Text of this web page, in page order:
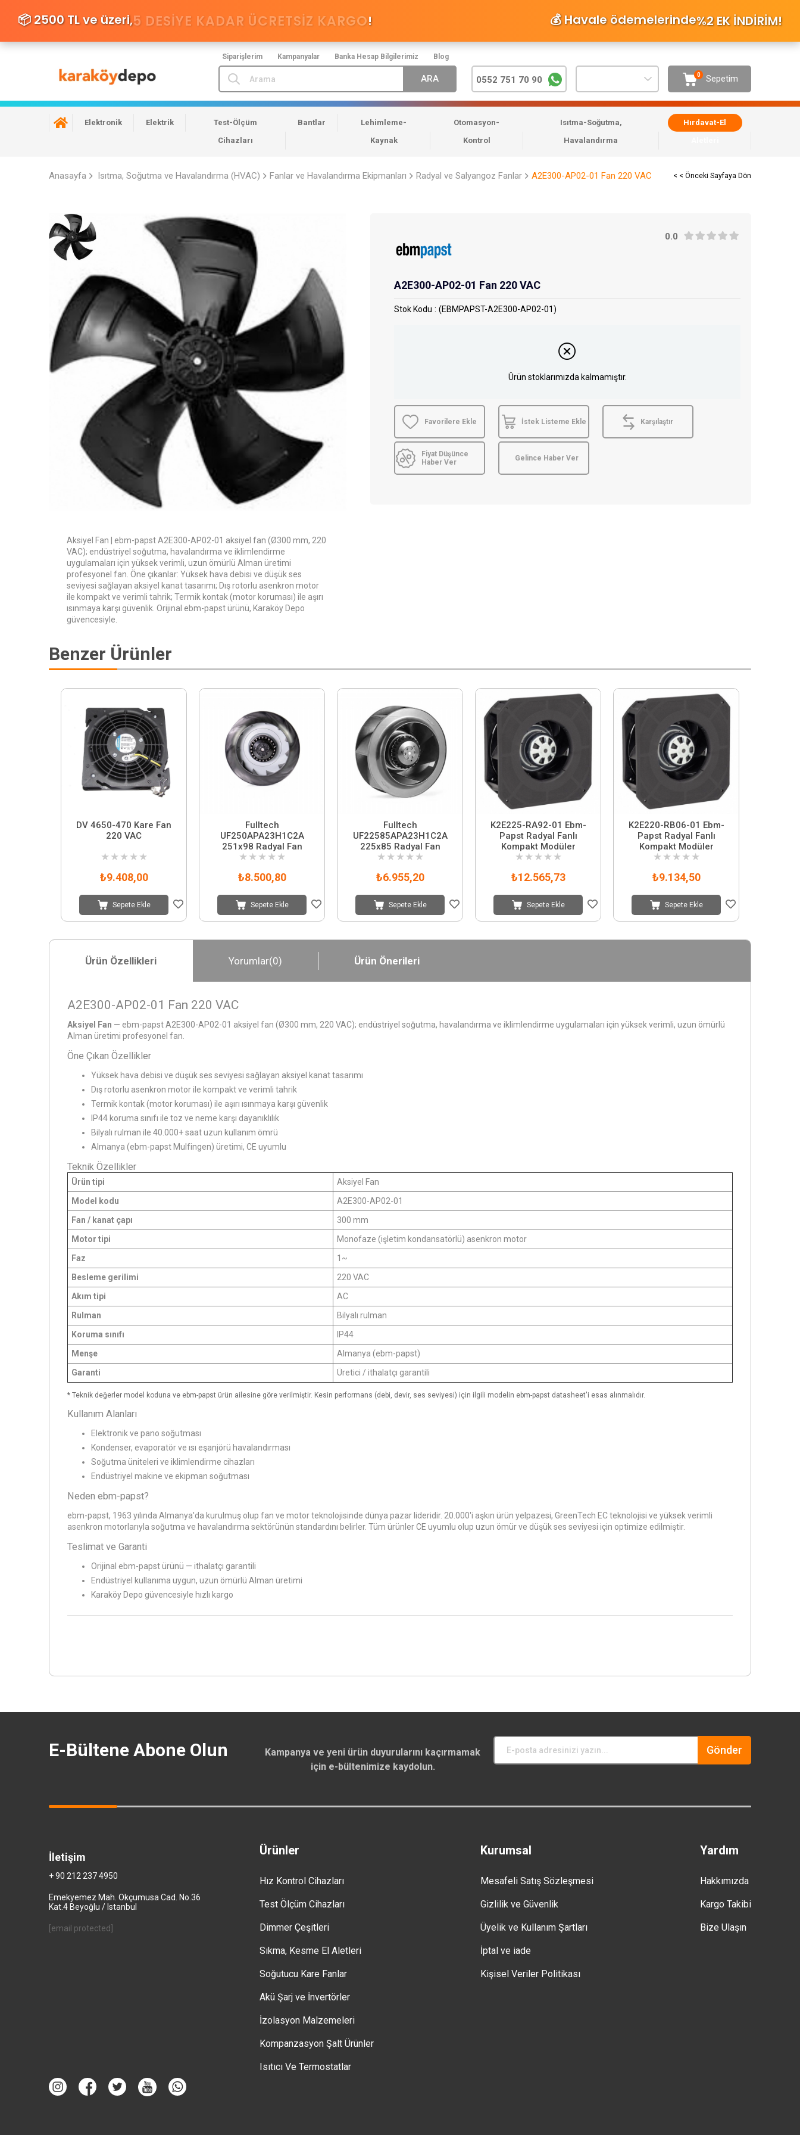
Siparişlerim Kampanyalar Banka Hesap Bilgilerimiz Blog
📦 2500 TL ve üzeri,5 DESIYE KADAR ÜCRETSİZ KARGO! 💰 Havale ödemelerinde%2 EK İNDİRİM!
Sepetim
0
0552 751 70 90
Elektronik Elektrik
Test-Ölçüm
Cihazları
Bantlar
Lehimleme-
Kaynak
Otomasyon-
Kontrol
Isıtma-Soğutma,
Havalandırma
Hırdavat-El
Anasayfa Isıtma, Soğutma ve Havalandırma (HVAC) Fanlar ve Havalandırma Ekipmanları Radyal ve Salyangoz Fanlar A2E300-AP02-01 Fan 220 VAC < < Önceki Sayfaya Dön
Aksiyel Fan | ebm-papst A2E300-AP02-01 aksiyel fan (Ø300 mm, 220
VAC); endüstriyel soğutma, havalandırma ve iklimlendirme
uygulamaları için yüksek verimli, uzun ömürlü Alman üretimi
profesyonel fan. Öne çıkanlar: Yüksek hava debisi ve düşük ses
seviyesi sağlayan aksiyel kanat tasarımı; Dış rotorlu asenkron motor
ile kompakt ve verimli tahrik; Termik kontak (motor koruması) ile aşırı
ısınmaya karşı güvenlik. Orijinal ebm-papst ürünü, Karaköy Depo
güvencesiyle.
0.0
A2E300-AP02-01 Fan 220 VAC
Stok Kodu (EBMPAPST-A2E300-AP02-01)
Ürün stoklarımızda kalmamıştır.
Favorilere Ekle İstek Listeme Ekle Karşılaştır
Fiyat Düşünce
Haber Ver
Gelince Haber Ver
Benzer Ürünler
DV 4650-470 Kare Fan
220 VAC
★ ★ ★ ★ ★
₺9.408,00
Sepete Ekle
Fulltech
UF250APA23H1C2A
251x98 Radyal Fan
★ ★ ★ ★ ★
₺8.500,80
Sepete Ekle
Fulltech
UF22585APA23H1C2A
225x85 Radyal Fan
★ ★ ★ ★ ★
₺6.955,20
Sepete Ekle
K2E225-RA92-01 Ebm-
Papst Radyal Fanlı
Kompakt Modüler
★ ★ ★ ★ ★
₺12.565,73
Sepete Ekle
K2E220-RB06-01 Ebm-
Papst Radyal Fanlı
Kompakt Modüler
★ ★ ★ ★ ★
₺9.134,50
Sepete Ekle
Ürün Özellikleri Yorumlar(0) Ürün Önerileri
A2E300-AP02-01 Fan 220 VAC
Aksiyel Fan — ebm-papst A2E300-AP02-01 aksiyel fan (Ø300 mm, 220 VAC); endüstriyel soğutma, havalandırma ve iklimlendirme uygulamaları için yüksek verimli, uzun ömürlü
Alman üretimi profesyonel fan.
Öne Çıkan Özellikler
Yüksek hava debisi ve düşük ses seviyesi sağlayan aksiyel kanat tasarımı
Dış rotorlu asenkron motor ile kompakt ve verimli tahrik
Termik kontak (motor koruması) ile aşırı ısınmaya karşı güvenlik
IP44 koruma sınıfı ile toz ve neme karşı dayanıklılık
Bilyalı rulman ile 40.000+ saat uzun kullanım ömrü
Almanya (ebm-papst Mulfingen) üretimi, CE uyumlu
Teknik Özellikler
Ürün tipi
Aksiyel Fan
Model kodu
A2E300-AP02-01
Fan / kanat çapı
300 mm
Motor tipi
Monofaze (işletim kondansatörlü) asenkron motor
Faz
1~
Besleme gerilimi
220 VAC
Akım tipi
AC
Rulman
Bilyalı rulman
Koruma sınıfı
IP44
Menşe
Almanya (ebm-papst)
Garanti
Üretici / ithalatçı garantili
* Teknik değerler model koduna ve ebm-papst ürün ailesine göre verilmiştir. Kesin performans (debi, devir, ses seviyesi) için ilgili modelin ebm-papst datasheet'i esas alınmalıdır.
Kullanım Alanları
Elektronik ve pano soğutması
Kondenser, evaporatör ve ısı eşanjörü havalandırması
Soğutma üniteleri ve iklimlendirme cihazları
Endüstriyel makine ve ekipman soğutması
Neden ebm-papst?
ebm-papst, 1963 yılında Almanya'da kurulmuş olup fan ve motor teknolojisinde dünya pazar lideridir. 20.000'i aşkın ürün yelpazesi, GreenTech EC teknolojisi ve yüksek verimli
asenkron motorlarıyla soğutma ve havalandırma sektörünün standardını belirler. Tüm ürünler CE uyumlu olup uzun ömür ve düşük ses seviyesi için optimize edilmiştir.
Teslimat ve Garanti
Orijinal ebm-papst ürünü — ithalatçı garantili
Endüstriyel kullanıma uygun, uzun ömürlü Alman üretimi
Karaköy Depo güvencesiyle hızlı kargo
E-Bültene Abone Olun
Kampanya ve yeni ürün duyurularını kaçırmamak
için e-bültenimize kaydolun.
Gönder
Ürünler
Hız Kontrol Cihazları
Test Ölçüm Cihazları
Dimmer Çeşitleri
Sıkma, Kesme El Aletleri
Soğutucu Kare Fanlar
Akü Şarj ve İnvertörler
İzolasyon Malzemeleri
Kompanzasyon Şalt Ürünler
Isıtıcı Ve Termostatlar
Kurumsal
Mesafeli Satış Sözleşmesi
Gizlilik ve Güvenlik
Üyelik ve Kullanım Şartları
İptal ve iade
Kişisel Veriler Politikası
Yardım
Hakkımızda
Kargo Takibi
Bize Ulaşın
İletişim
+ 90 212 237 4950
Emekyemez Mah. Okçumusa Cad. No.36
Kat.4 Beyoğlu / Istanbul
[email protected]